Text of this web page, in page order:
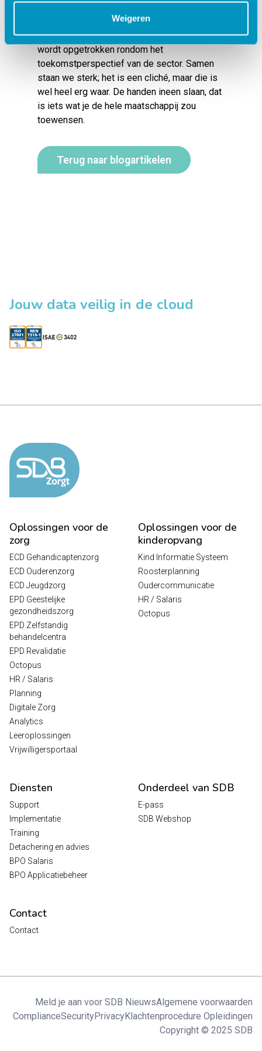
Weigeren
Hoe dan ook; het is fijn dat er weer samen
wordt opgetrokken rondom het
toekomstperspectief van de sector. Samen
staan we sterk; het is een cliché, maar die is
wel heel erg waar. De handen ineen slaan, dat
is iets wat je de hele maatschappij zou
toewensen.
Terug naar blogartikelen
Jouw data veilig in de cloud
Oplossingen voor de
zorg
ECD Gehandicaptenzorg
ECD Ouderenzorg
ECD Jeugdzorg
EPD Geestelijke
gezondheidszorg
EPD Zelfstandig
behandelcentra
EPD Revalidatie
Octopus
HR / Salaris
Planning
Digitale Zorg
Analytics
Leeroplossingen
Vrijwilligersportaal
Oplossingen voor de
kinderopvang
Kind Informatie Systeem
Roosterplanning
Oudercommunicatie
HR / Salaris
Octopus
Diensten
Support
Implementatie
Training
Detachering en advies
BPO Salaris
BPO Applicatiebeheer
Onderdeel van SDB
E-pass
SDB Webshop
Contact
Contact
Meld je aan voor SDB NieuwsAlgemene voorwaarden
ComplianceSecurityPrivacyKlachtenprocedure Opleidingen
Copyright © 2025 SDB